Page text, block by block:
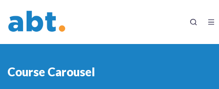
Course Carousel